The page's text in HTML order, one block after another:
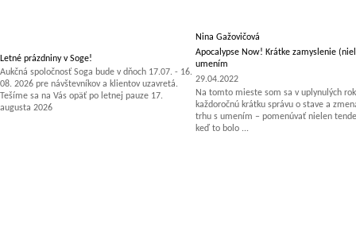
Letné prázdniny v Soge!
Aukčná spoločnosť Soga bude v dňoch 17.07. - 16.
08. 2026 pre návštevníkov a klientov uzavretá.
Tešíme sa na Vás opäť po letnej pauze 17.
augusta 2026
Nina Gažovičová
Apocalypse Now! Krátke zamyslenie
umením
29.04.2022
Na tomto mieste som sa v uplynulých
každoročnú krátku správu o stave a
trhu s umením – pomenúvať nielen
keď to bolo ...